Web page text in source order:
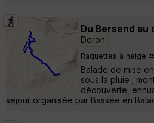
Du Bersend au
Doron
Raquettes à neige
Balade de mise
sous la pluie ;
découverte,
séjour organisée par Bassée en